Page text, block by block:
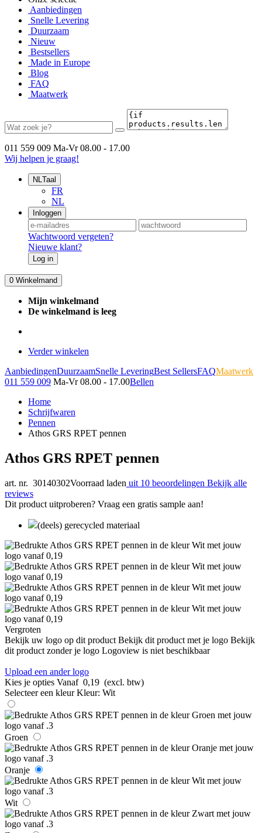
Aanbiedingen
Snelle Levering
Duurzaam
Nieuw
Bestsellers
Made in Europe
Blog
FAQ
Maatwerk
011 559 009 Ma-Vr 08.00 - 17.00
Wij helpen je graag!
NLTaal
FR
NL
Inloggen
Wachtwoord vergeten?
Nieuwe klant?
Log in
0 Winkelmand
Mijn winkelmand
De winkelmand is leeg
Verder winkelen
AanbiedingenDuurzaamSnelle LeveringBest SellersFAQMaatwerk
011 559 009 Ma-Vr 08.00 - 17.00Bellen
Home
Schrijfwaren
Pennen
Athos GRS RPET pennen
Athos GRS RPET pennen
art. nr. 30140302Voorraad laden uit 10 beoordelingen Bekijk alle
reviews
Dit product uitproberen? Vraag een gratis sample aan!
(deels) gerecycled materiaal
Vergroten
Bekijk uw logo op dit product Bekijk dit product met je logo Bekijk
dit product zonder je logo Logoview is niet beschikbaar
Upload een ander logo
Kies je opties Vanaf 0,19 (excl. btw)
Selecteer een kleur Kleur: Wit
Groen
Oranje
Wit